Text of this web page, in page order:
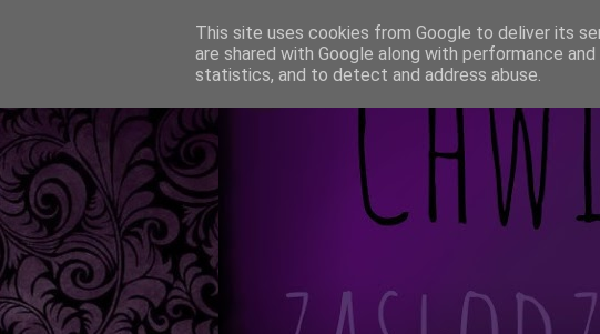
This site uses cookies from Google to deliver its
are shared with Google along with performance
statistics, and to detect and address abuse.